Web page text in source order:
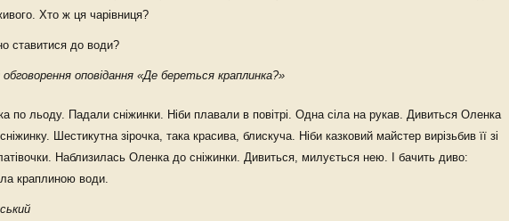
Хто ж ця чарівниця?
ставитися до води?
оповідання «Де береться краплинка?»
по льоду. Падали сніжинки. Ніби плавали в повітрі. Одна сіла на рукав. Дивиться Оленка
Шестикутна зірочка, така красива, блискуча. Ніби казковий майстер вирізьбив її зі
Наблизилась Оленка до сніжинки. Дивиться, милується нею. І бачить диво:
краплиною води.